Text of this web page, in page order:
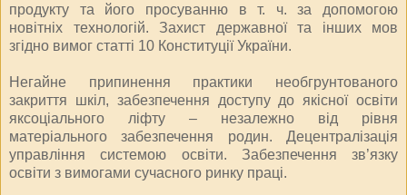
продукту та його просуванню в т. ч. за допомогою
новітніх технологій. Захист державної та інших мов
згідно вимог статті 10 Конституції України.
Негайне припинення практики необгрунтованого
закриття шкіл, забезпечення доступу до якісної освіти
яксоціального ліфту – незалежно від рівня
матеріального забезпечення родин. Децентралізація
управління системою освіти. Забезпечення зв’язку
освіти з вимогами сучасного ринку праці.